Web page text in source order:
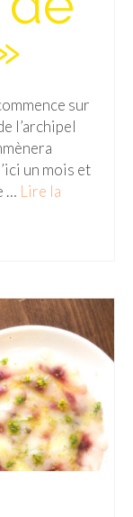
sur
l’archipel
un mois et
… Lire la